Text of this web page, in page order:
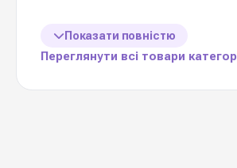
Вологостійкість
Розмір D30/H30
Показати повністю
Переглянути всі товари